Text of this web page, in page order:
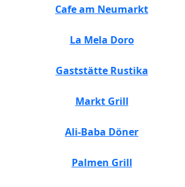
Cafe am Neumarkt
La Mela Doro
Gaststätte Rustika
Markt Grill
Ali-Baba Döner
Palmen Grill